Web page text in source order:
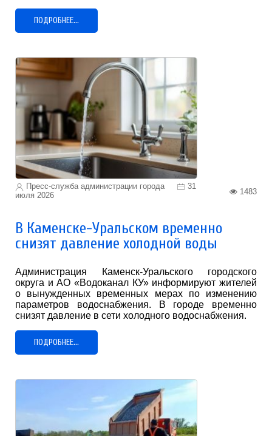
ПОДРОБНЕЕ...
Пресс-служба администрации города
31
июля 2026
1483
В Каменске-Уральском временно
снизят давление холодной воды
Администрация Каменск-Уральского городского
округа и АО «Водоканал КУ» информируют жителей
о вынужденных временных мерах по изменению
параметров водоснабжения. В городе временно
снизят давление в сети холодного водоснабжения.
ПОДРОБНЕЕ...